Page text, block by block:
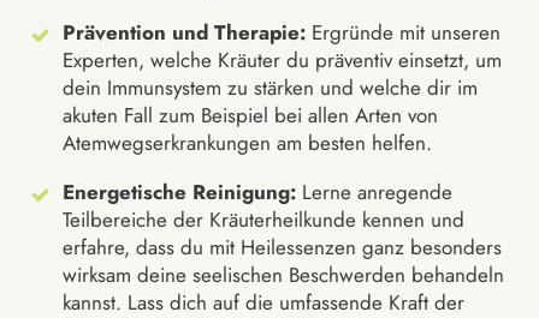
Prävention und Therapie: Ergründe mit unseren
Experten, welche Kräuter du präventiv einsetzt, um
dein Immunsystem zu stärken und welche dir im
akuten Fall zum Beispiel bei allen Arten von
Atemwegserkrankungen am besten helfen.
Energetische Reinigung: Lerne anregende
Teilbereiche der Kräuterheilkunde kennen und
erfahre, dass du mit Heilessenzen ganz besonders
wirksam deine seelischen Beschwerden behandeln
kannst. Lass dich auf die umfassende Kraft der